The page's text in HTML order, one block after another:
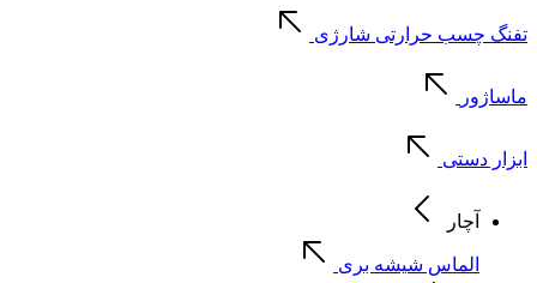
تفنگ چسب حرارتی شارژی
ماساژور
ابزار دستی
آچار
الماس شیشه بری